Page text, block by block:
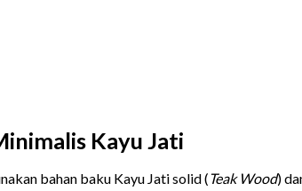
Kayu Jati
bahan baku Kayu Jati solid (Teak Wood)